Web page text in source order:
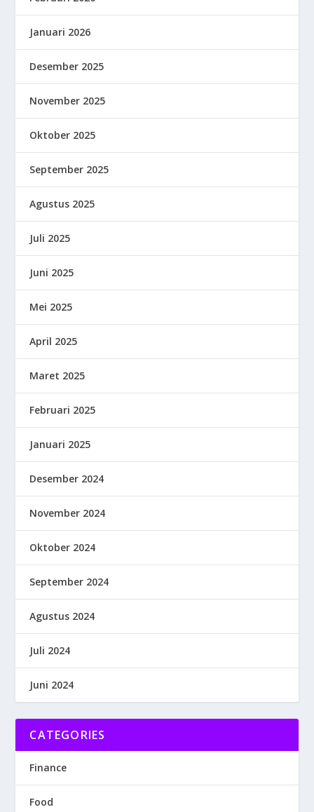
Januari 2026
Desember 2025
November 2025
Oktober 2025
September 2025
Agustus 2025
Juli 2025
Juni 2025
Mei 2025
April 2025
Maret 2025
Februari 2025
Januari 2025
Desember 2024
November 2024
Oktober 2024
September 2024
Agustus 2024
Juli 2024
Juni 2024
CATEGORIES
Finance
Food